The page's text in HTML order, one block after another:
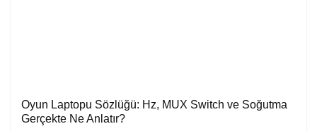
Oyun Laptopu Sözlüğü: Hz, MUX Switch ve Soğutma
Gerçekte Ne Anlatır?